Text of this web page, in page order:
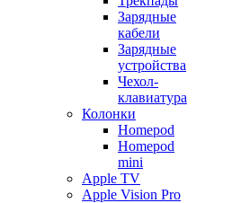
Зарядные
кабели
Зарядные
устройства
Чехол-
клавиатура
Колонки
Homepod
Homepod
mini
Apple TV
Apple Vision Pro